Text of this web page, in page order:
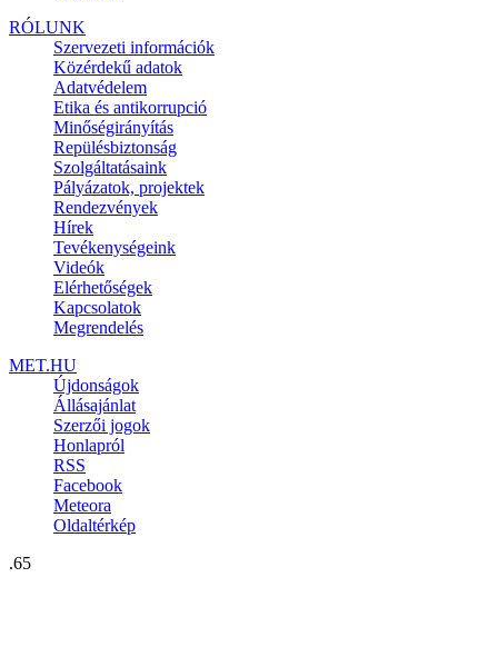
RÓLUNK
Szervezeti információk
Közérdekű adatok
Adatvédelem
Etika és antikorrupció
Minőségirányítás
Repülésbiztonság
Szolgáltatásaink
Pályázatok, projektek
Rendezvények
Hírek
Tevékenységeink
Videók
Elérhetőségek
Kapcsolatok
Megrendelés
MET.HU
Újdonságok
Állásajánlat
Szerzői jogok
Honlapról
RSS
Facebook
Meteora
Oldaltérkép
.65